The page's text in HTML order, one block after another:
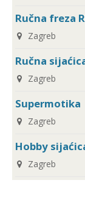
Ručna freza
Zagreb
Ručna
Zagreb
Supermotika
Zagreb
Hobby
Zagreb